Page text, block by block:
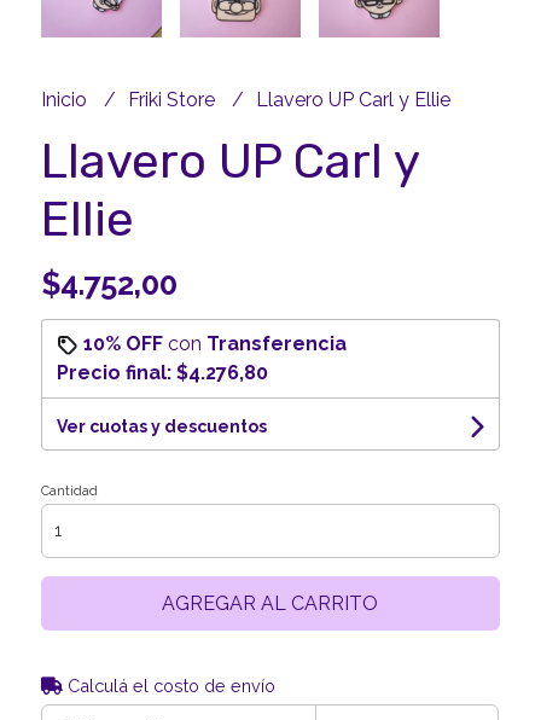
Inicio Friki Store Llavero UP Carl y Ellie
Llavero UP Carl y
Ellie
$4.752,00
10% OFFcon Transferencia
Precio final: $4.276,80
Ver cuotas y descuentos
Cantidad
AGREGAR AL CARRITO
Calculá el costo de envío